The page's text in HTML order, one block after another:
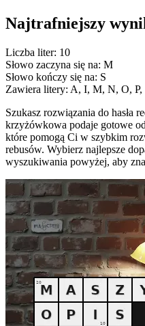
Najtrafniejszy
Liczba liter: 10
Słowo zaczyna się na: M
Słowo kończy się na: S
Zawiera litery: A, I, M, N, O, P,
Szukasz rozwiązania do hasła
krzyżówkowa podaje gotowe
które pomogą Ci w szybkim
rebusów. Wybierz najlepsze
wyszukiwania powyżej, aby